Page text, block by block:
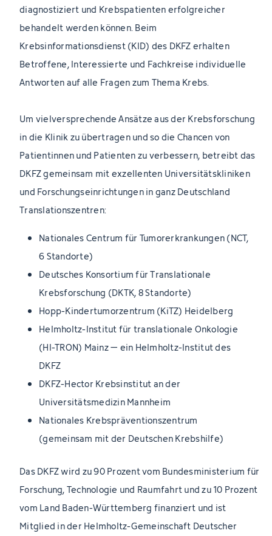
diagnostiziert und Krebspatienten erfolgreicher
behandelt werden können. Beim
Krebsinformationsdienst (KID) des DKFZ erhalten
Betroffene, Interessierte und Fachkreise individuelle
Antworten auf alle Fragen zum Thema Krebs.
Um vielversprechende Ansätze aus der Krebsforschung
in die Klinik zu übertragen und so die Chancen von
Patientinnen und Patienten zu verbessern, betreibt das
DKFZ gemeinsam mit exzellenten Universitätskliniken
und Forschungseinrichtungen in ganz Deutschland
Translationszentren:
Nationales Centrum für Tumorerkrankungen (NCT,
6 Standorte)
Deutsches Konsortium für Translationale
Krebsforschung (DKTK, 8 Standorte)
Hopp-Kindertumorzentrum (KiTZ) Heidelberg
Helmholtz-Institut für translationale Onkologie
(HI-TRON) Mainz – ein Helmholtz-Institut des
DKFZ
DKFZ-Hector Krebsinstitut an der
Universitätsmedizin Mannheim
Nationales Krebspräventionszentrum
(gemeinsam mit der Deutschen Krebshilfe)
Das DKFZ wird zu 90 Prozent vom Bundesministerium für
Forschung, Technologie und Raumfahrt und zu 10 Prozent
vom Land Baden-Württemberg finanziert und ist
Mitglied in der Helmholtz-Gemeinschaft Deutscher